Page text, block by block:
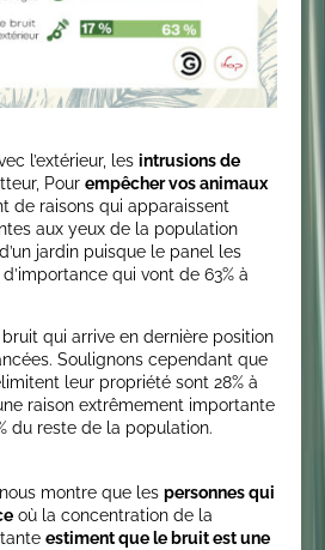
l’extérieur, les intrusions de
Pour empêcher vos animaux
de raisons qui apparaissent
aux yeux de la population
jardin puisque le panel les
qui vont de 63% à
qui arrive en dernière position
Soulignons cependant que
leur propriété sont 28% à
raison extrêmement importante
du reste de la population.
montre que les personnes qui
où la concentration de la
estiment que le bruit est une